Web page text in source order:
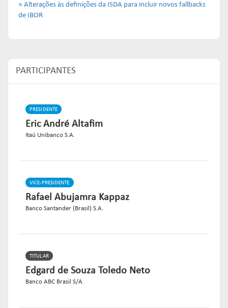
» Alterações às definições da ISDA para incluir novos fallbacks
de IBOR
PARTICIPANTES
PRESIDENTE
Eric André Altafim
Itaú Unibanco S.A.
VICE-PRESIDENTE
Rafael Abujamra Kappaz
Banco Santander (Brasil) S.A.
TITULAR
Edgard de Souza Toledo Neto
Banco ABC Brasil S/A